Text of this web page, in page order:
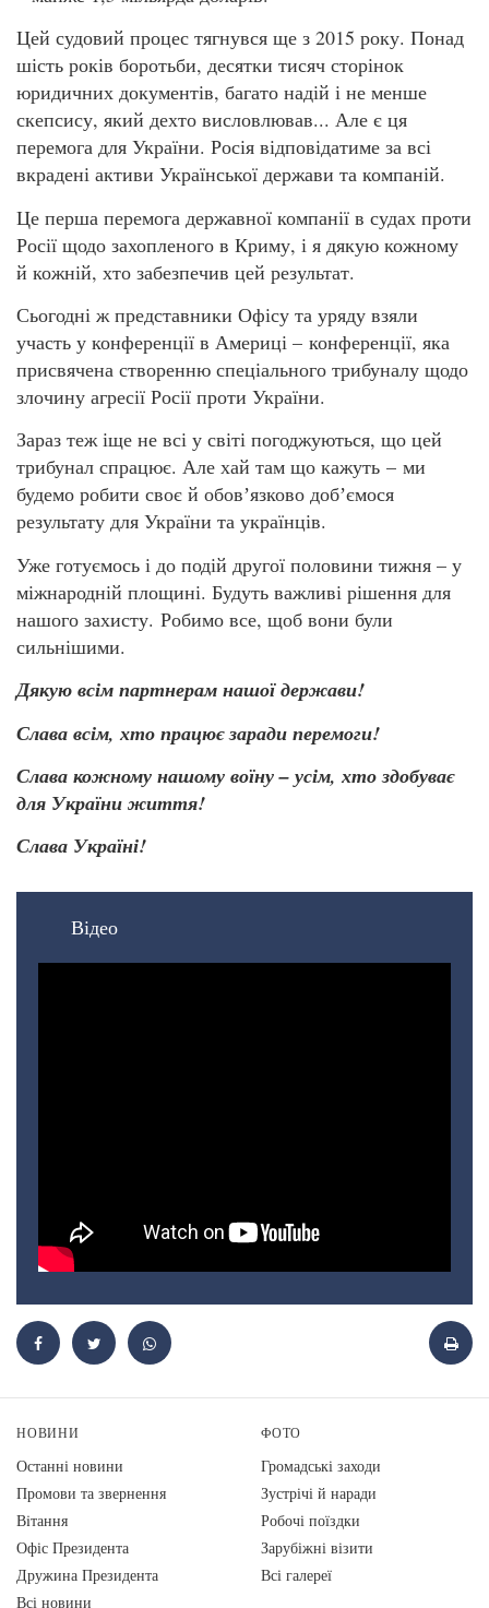
Цей судовий процес тягнувся ще з 2015 року. Понад
шість років боротьби, десятки тисяч сторінок
юридичних документів, багато надій і не менше
скепсису, який дехто висловлював... Але є ця
перемога для України. Росія відповідатиме за всі
вкрадені активи Української держави та компаній.
Це перша перемога державної компанії в судах проти
Росії щодо захопленого в Криму, і я дякую кожному
й кожній, хто забезпечив цей результат.
Сьогодні ж представники Офісу та уряду взяли
участь у конференції в Америці – конференції, яка
присвячена створенню спеціального трибуналу щодо
злочину агресії Росії проти України.
Зараз теж іще не всі у світі погоджуються, що цей
трибунал спрацює. Але хай там що кажуть – ми
будемо робити своє й обовʼязково добʼємося
результату для України та українців.
Уже готуємось і до подій другої половини тижня – у
міжнародній площині. Будуть важливі рішення для
нашого захисту. Робимо все, щоб вони були
сильнішими.
Дякую всім партнерам нашої держави!
Слава всім, хто працює заради перемоги!
Слава кожному нашому воїну – усім, хто здобуває
для України життя!
Слава Україні!
Відео
НОВИНИ
Останні новини
Промови та звернення
Вiтання
Офіс Президента
Дружина Президента
Всі новини
ФОТО
Громадські заходи
Зустрічі й наради
Робочі поїздки
Зарубіжні візити
Всі галереї